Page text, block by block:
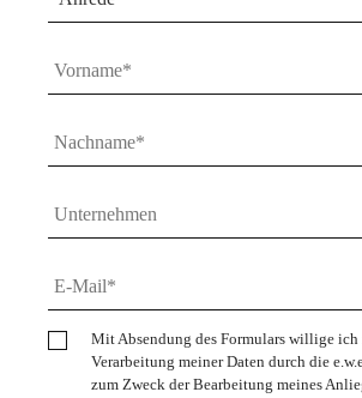
Mit Absendung des Formulars willige
Verarbeitung meiner Daten durch die
zum Zweck der Bearbeitung meines